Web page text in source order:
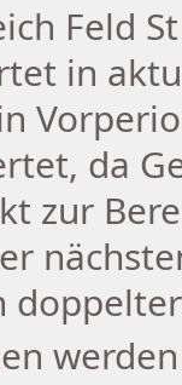
Feld
in
da
zur